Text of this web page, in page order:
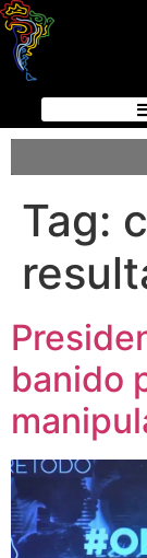
Tag:
banido